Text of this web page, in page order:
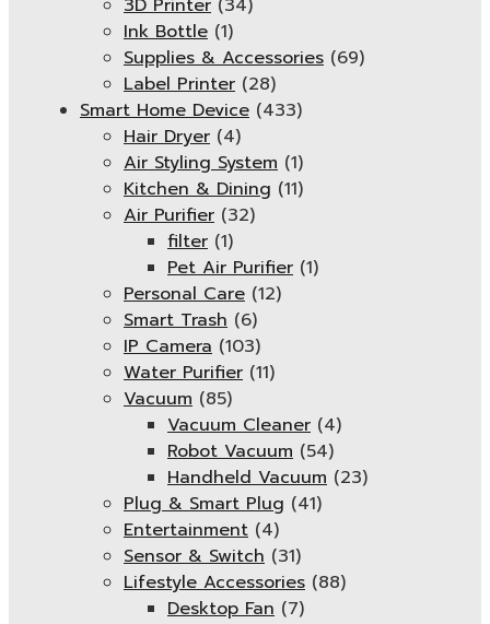
3D Printer (34)
Ink Bottle (1)
Supplies & Accessories (69)
Label Printer (28)
Smart Home Device (433)
Hair Dryer (4)
Air Styling System (1)
Kitchen & Dining (11)
Air Purifier (32)
filter (1)
Pet Air Purifier (1)
Personal Care (12)
Smart Trash (6)
IP Camera (103)
Water Purifier (11)
Vacuum (85)
Vacuum Cleaner (4)
Robot Vacuum (54)
Handheld Vacuum (23)
Plug & Smart Plug (41)
Entertainment (4)
Sensor & Switch (31)
Lifestyle Accessories (88)
Desktop Fan (7)